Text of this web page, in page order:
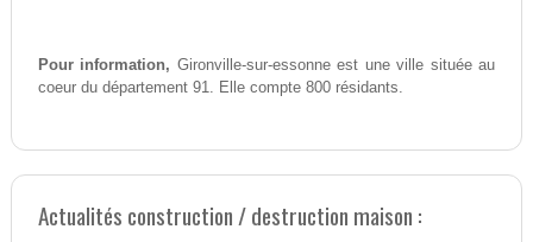
Pour information, Gironville-sur-essonne est une ville située au
coeur du département 91. Elle compte 800 résidants.
Actualités construction / destruction maison :